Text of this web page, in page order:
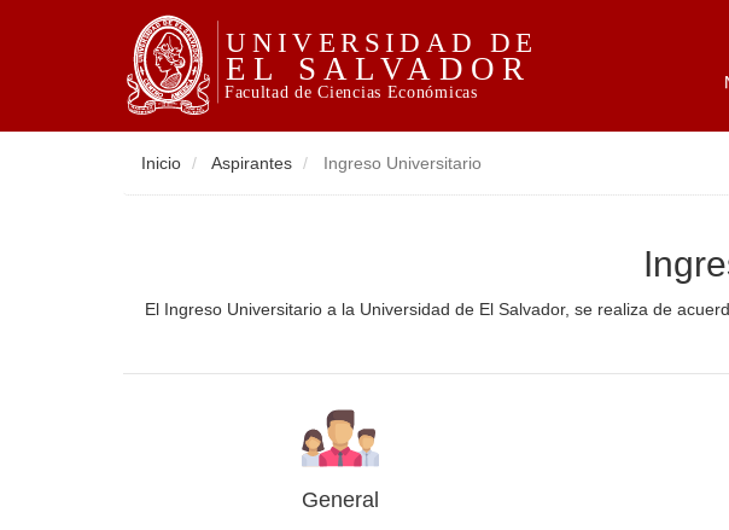
Inicio Aspirantes Ingreso Universitario
El Ingreso Universitario a la Universidad de El Salvador, se realiza de
General